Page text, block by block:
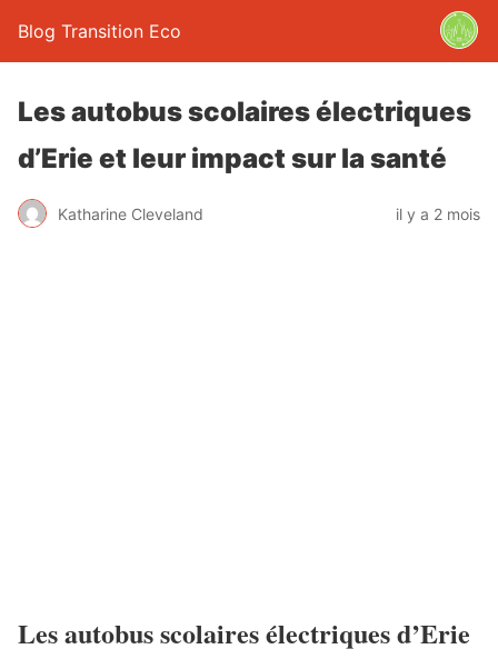
Blog Transition Eco
Les autobus scolaires électriques
d’Erie et leur impact sur la santé
Katharine Cleveland il y a 2 mois
Les autobus scolaires électriques d’Erie